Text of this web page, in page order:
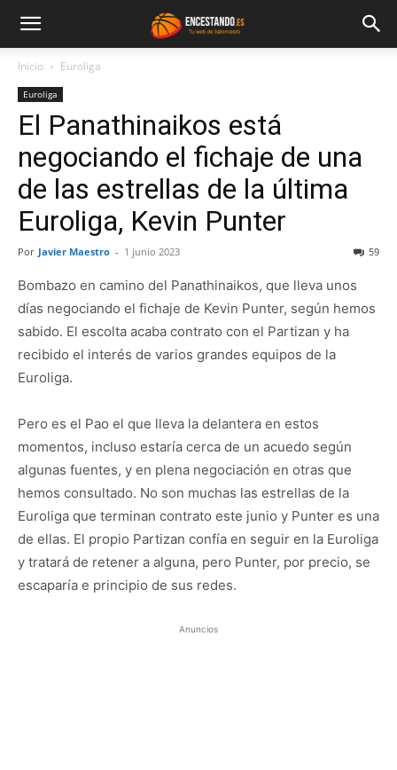
Inicio Euroliga
Euroliga
El Panathinaikos está
negociando el fichaje de una
de las estrellas de la última
Euroliga, Kevin Punter
Por Javier Maestro - 1 junio 2023 59
Bombazo en camino del Panathinaikos, que lleva unos
días negociando el fichaje de Kevin Punter, según hemos
sabido. El escolta acaba contrato con el Partizan y ha
recibido el interés de varios grandes equipos de la
Euroliga.
Pero es el Pao el que lleva la delantera en estos
momentos, incluso estaría cerca de un acuedo según
algunas fuentes, y en plena negociación en otras que
hemos consultado. No son muchas las estrellas de la
Euroliga que terminan contrato este junio y Punter es una
de ellas. El propio Partizan confía en seguir en la Euroliga
y tratará de retener a alguna, pero Punter, por precio, se
escaparía e principio de sus redes.
Anuncios